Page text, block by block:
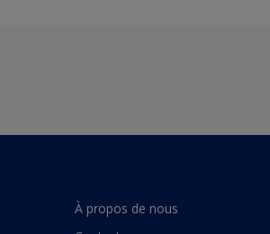
À propos de nous